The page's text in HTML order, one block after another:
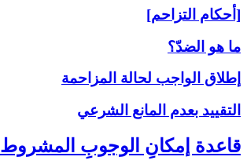
[أحكام التزاحم]
ما هو الضدّ؟
إطلاق الواجب لحالة المزاحمة
التقييد بعدم المانع الشرعي
قاعدة إمكانِ الوجوبِ المشروط